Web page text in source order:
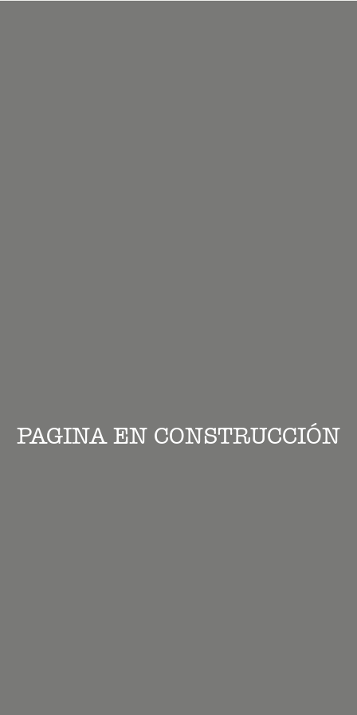
PAGINA EN CONSTRUCCIÓN